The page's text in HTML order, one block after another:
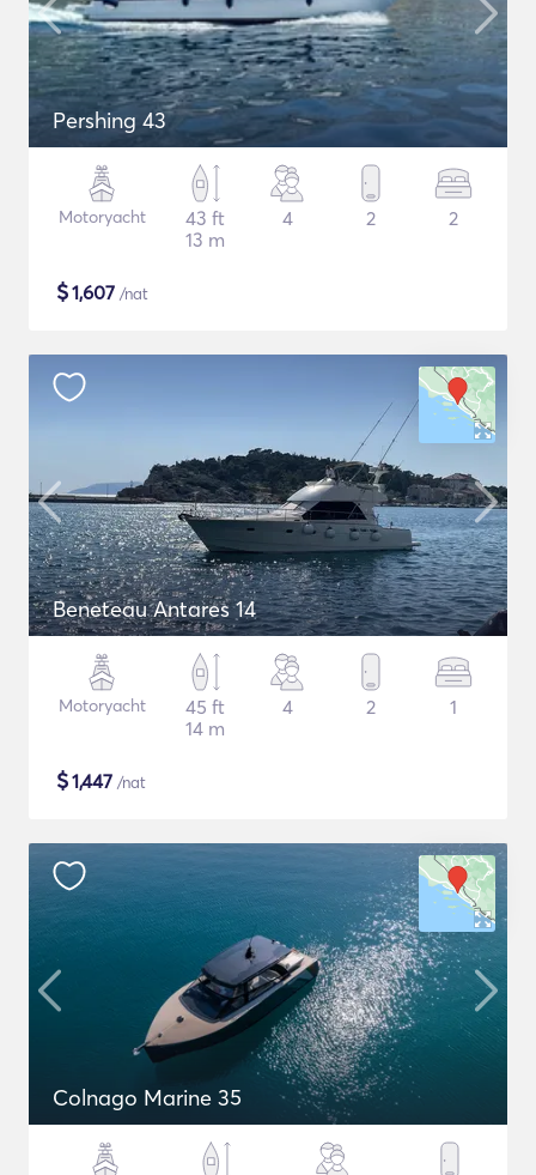
Pershing 43
Motoryacht
43 ft
13 m
4 2 2
$1,607 /nat
Beneteau Antares 14
Motoryacht
45 ft
14 m
4 2 1
$1,447 /nat
Colnago Marine 35